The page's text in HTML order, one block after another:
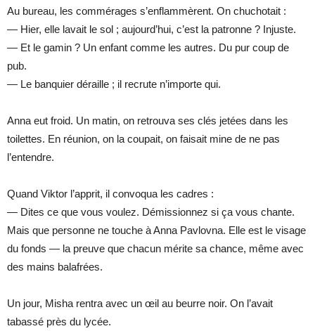
Au bureau, les commérages s’enflammèrent. On chuchotait :
— Hier, elle lavait le sol ; aujourd’hui, c’est la patronne ? Injuste.
— Et le gamin ? Un enfant comme les autres. Du pur coup de
pub.
— Le banquier déraille ; il recrute n’importe qui.
Anna eut froid. Un matin, on retrouva ses clés jetées dans les
toilettes. En réunion, on la coupait, on faisait mine de ne pas
l’entendre.
Quand Viktor l’apprit, il convoqua les cadres :
— Dites ce que vous voulez. Démissionnez si ça vous chante.
Mais que personne ne touche à Anna Pavlovna. Elle est le visage
du fonds — la preuve que chacun mérite sa chance, même avec
des mains balafrées.
Un jour, Misha rentra avec un œil au beurre noir. On l’avait
tabassé près du lycée.